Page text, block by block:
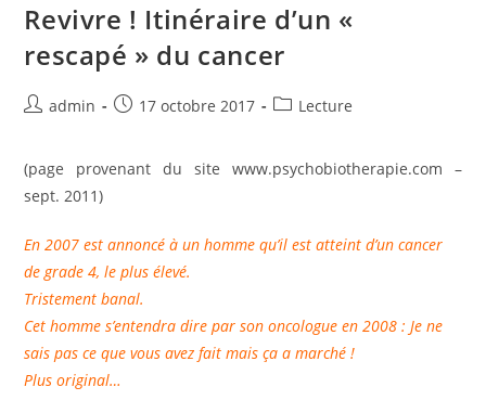
Revivre ! Itinéraire d’un «
rescapé » du cancer
Auteur/autrice
publication :
admin
Publication
17 octobre 2017
PostLecture
(page provenant du site www.psychobiotherapie.com –
sept. 2011)
En 2007 est annoncé à un homme qu’il est atteint d’un cancer
de grade 4, le plus élevé.
Tristement banal.
Cet homme s’entendra dire par son oncologue en 2008 : Je ne
sais pas ce que vous avez fait mais ça a marché !
Plus original…